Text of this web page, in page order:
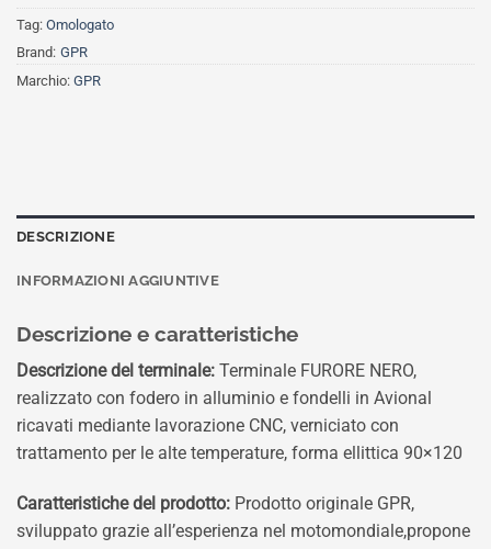
Tag: Omologato
Brand: GPR
Marchio: GPR
DESCRIZIONE
INFORMAZIONI AGGIUNTIVE
Descrizione e caratteristiche
Descrizione del terminale: Terminale FURORE NERO,
realizzato con fodero in alluminio e fondelli in Avional
ricavati mediante lavorazione CNC, verniciato con
trattamento per le alte temperature, forma ellittica 90×120
Caratteristiche del prodotto: Prodotto originale GPR,
sviluppato grazie all’esperienza nel motomondiale,propone